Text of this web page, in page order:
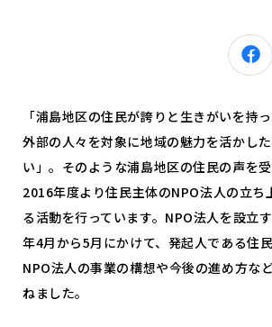
「浦島地区の住民が誇りと生きがいを持
外部の人々を対象に地域の魅力を活かし
い」。そのような浦島地区の住民の声を受
2016年度より住民主体のNPO法人の立ち
る活動を行っています。NPO法人を設立
年4月から5月にかけて、発起人である住
NPO法人の事業の構想や今後の進め方な
ねました。